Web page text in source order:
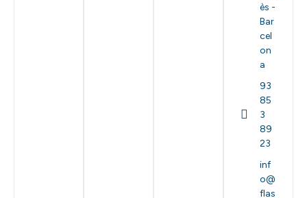
ès -
Bar
cel
on
a
93
85
3
89
23
inf
o@
flas